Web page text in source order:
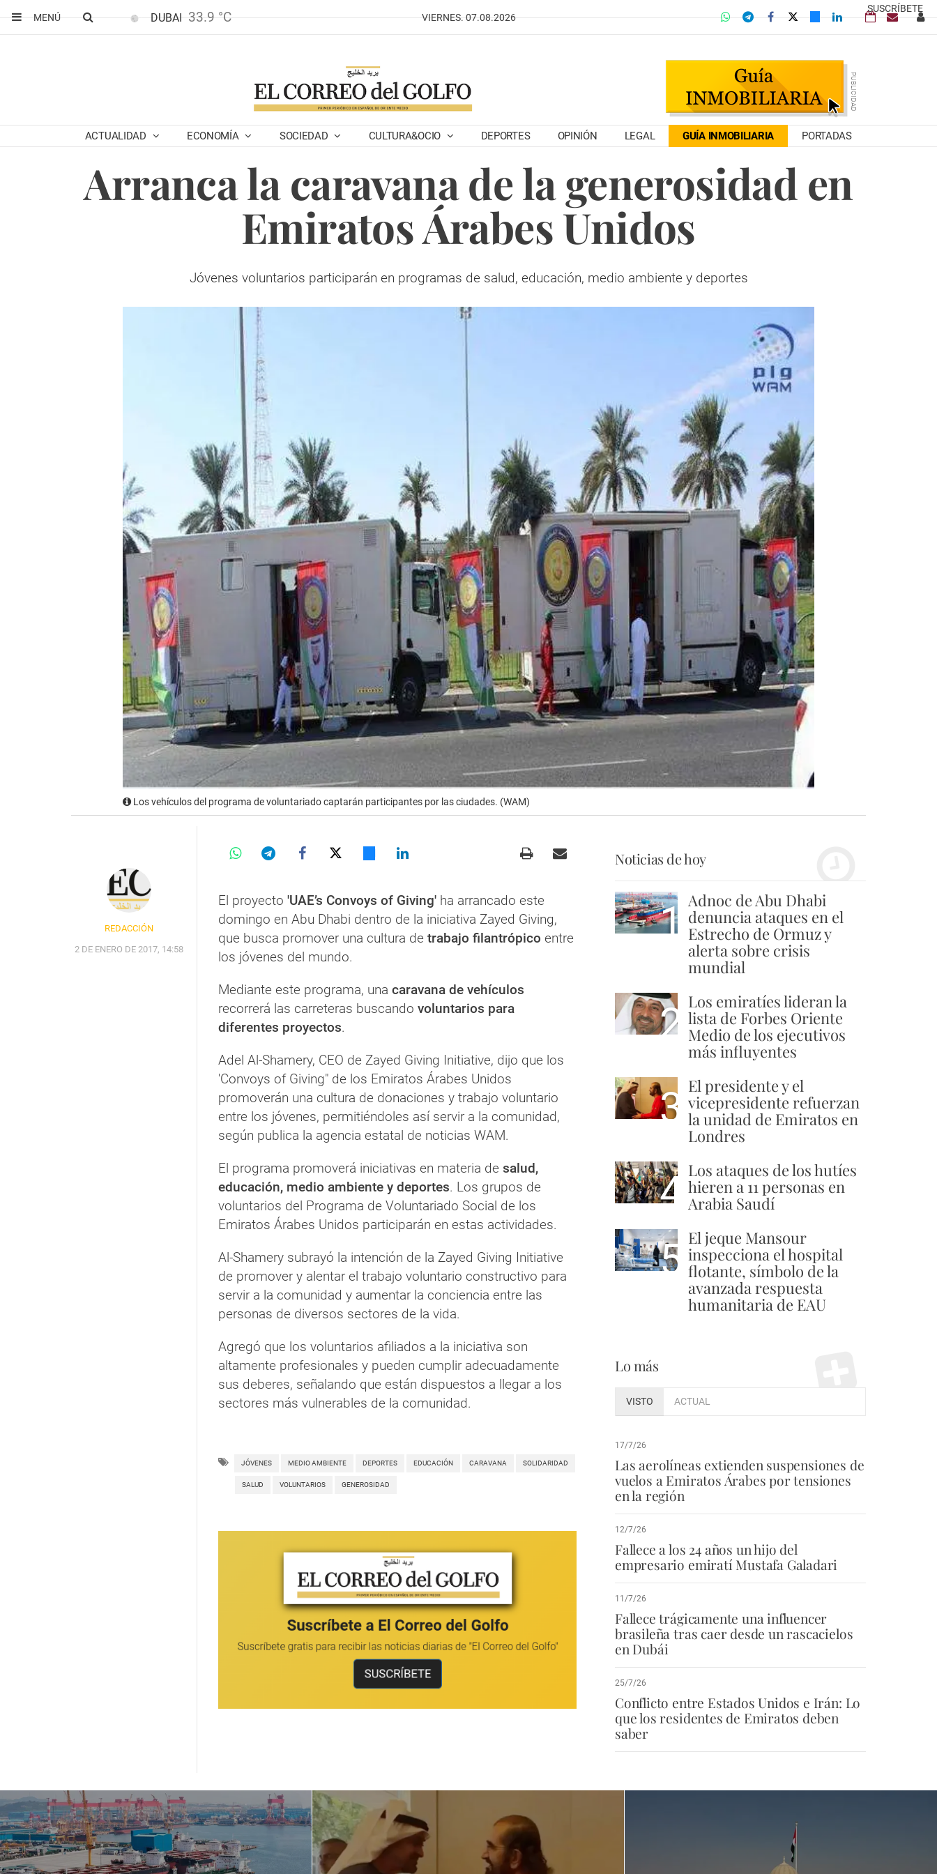
SUSCRÍBETE
MENÚ
DUBAI 33.9 °C VIERNES. 07.08.2026
ACTUALIDAD ECONOMÍA SOCIEDAD CULTURA&OCIO DEPORTES OPINIÓN LEGAL GUÍA INMOBILIARIA PORTADAS
Arranca la caravana de la generosidad en
Emiratos Árabes Unidos
Jóvenes voluntarios participarán en programas de salud, educación, medio ambiente y deportes
Los vehículos del programa de voluntariado captarán participantes por las ciudades. (WAM)
REDACCIÓN
2 DE ENERO DE 2017, 14:58
El proyecto 'UAE’s Convoys of Giving' ha arrancado este
domingo en Abu Dhabi dentro de la iniciativa Zayed Giving,
que busca promover una cultura de trabajo filantrópico entre
los jóvenes del mundo.
Mediante este programa, una caravana de vehículos
recorrerá las carreteras buscando voluntarios para
diferentes proyectos.
Adel Al-Shamery, CEO de Zayed Giving Initiative, dijo que los
'Convoys of Giving" de los Emiratos Árabes Unidos
promoverán una cultura de donaciones y trabajo voluntario
entre los jóvenes, permitiéndoles así servir a la comunidad,
según publica la agencia estatal de noticias WAM.
El programa promoverá iniciativas en materia de salud,
educación, medio ambiente y deportes. Los grupos de
voluntarios del Programa de Voluntariado Social de los
Emiratos Árabes Unidos participarán en estas actividades.
Al-Shamery subrayó la intención de la Zayed Giving Initiative
de promover y alentar el trabajo voluntario constructivo para
servir a la comunidad y aumentar la conciencia entre las
personas de diversos sectores de la vida.
Agregó que los voluntarios afiliados a la iniciativa son
altamente profesionales y pueden cumplir adecuadamente
sus deberes, señalando que están dispuestos a llegar a los
sectores más vulnerables de la comunidad.
JÓVENES MEDIO AMBIENTE DEPORTES EDUCACIÓN CARAVANA SOLIDARIDAD
SALUD VOLUNTARIOS GENEROSIDAD
Noticias de hoy
1 Adnoc de Abu Dhabi
denuncia ataques en el
Estrecho de Ormuz y
alerta sobre crisis
mundial
2 Los emiratíes lideran la
lista de Forbes Oriente
Medio de los ejecutivos
más influyentes
3 El presidente y el
vicepresidente refuerzan
la unidad de Emiratos en
Londres
4 Los ataques de los hutíes
hieren a 11 personas en
Arabia Saudí
5 El jeque Mansour
inspecciona el hospital
flotante, símbolo de la
avanzada respuesta
humanitaria de EAU
Lo más
VISTO ACTUAL
17/7/26
Las aerolíneas extienden suspensiones de
vuelos a Emiratos Árabes por tensiones
en la región
12/7/26
Fallece a los 24 años un hijo del
empresario emiratí Mustafa Galadari
11/7/26
Fallece trágicamente una influencer
brasileña tras caer desde un rascacielos
en Dubái
25/7/26
Conflicto entre Estados Unidos e Irán: Lo
que los residentes de Emiratos deben
saber